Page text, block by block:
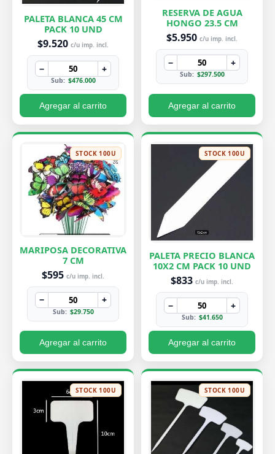
PALETA BLANCA 45 CM
PACK 10 UND
$9.520 c/u imp. incl.
− +
Sub: $476.000
Agregar al carrito
RESERVA DE AGUA
HONGO 23.5 CM
$5.950 c/u imp. incl.
− +
Sub: $297.500
Agregar al carrito
STOCK 100U
MARIPOSA DECORATIVA
7 CM
$595 c/u imp. incl.
− +
Sub: $29.750
Agregar al carrito
STOCK 100U
PALETA PRECIO BLANCA
10X2 CM PACK 10 UND
$833 c/u imp. incl.
− +
Sub: $41.650
Agregar al carrito
STOCK 100U STOCK 100U